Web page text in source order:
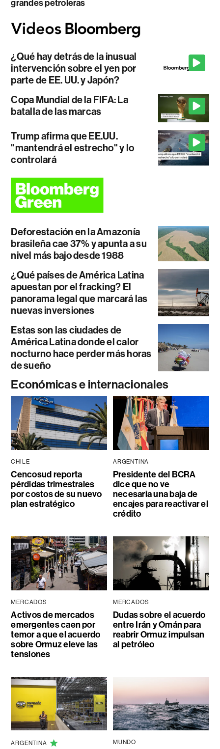
grandes petroleras
¿Qué hay detrás de la inusual
intervención sobre el yen por
parte de EE. UU. y Japón?
Copa Mundial de la FIFA: La
batalla de las marcas
Trump afirma que EE.UU.
"mantendrá el estrecho" y lo
controlará
Deforestación en la Amazonía
brasileña cae 37% y apunta a su
nivel más bajo desde 1988
¿Qué países de América Latina
apuestan por el fracking? El
panorama legal que marcará las
nuevas inversiones
Estas son las ciudades de
América Latina donde el calor
nocturno hace perder más horas
de sueño
Económicas e internacionales
CHILE
Cencosud reporta
pérdidas trimestrales
por costos de su nuevo
plan estratégico
ARGENTINA
Presidente del BCRA
dice que no ve
necesaria una baja de
encajes para reactivar el
crédito
MERCADOS
Activos de mercados
emergentes caen por
temor a que el acuerdo
sobre Ormuz eleve las
tensiones
MERCADOS
Dudas sobre el acuerdo
entre Irán y Omán para
reabrir Ormuz impulsan
al petróleo
ARGENTINA MUNDO